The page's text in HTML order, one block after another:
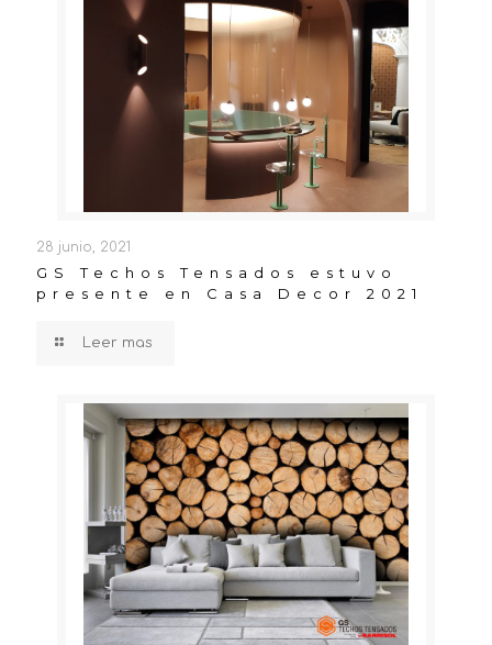
28 junio, 2021
GS Techos Tensados estuvo
presente en Casa Decor 2021
Leer mas